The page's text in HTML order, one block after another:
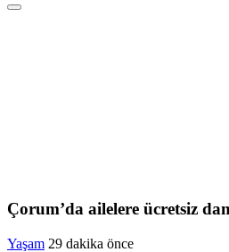
Çorum’da ailelere ücretsiz
Yaşam 29 dakika önce